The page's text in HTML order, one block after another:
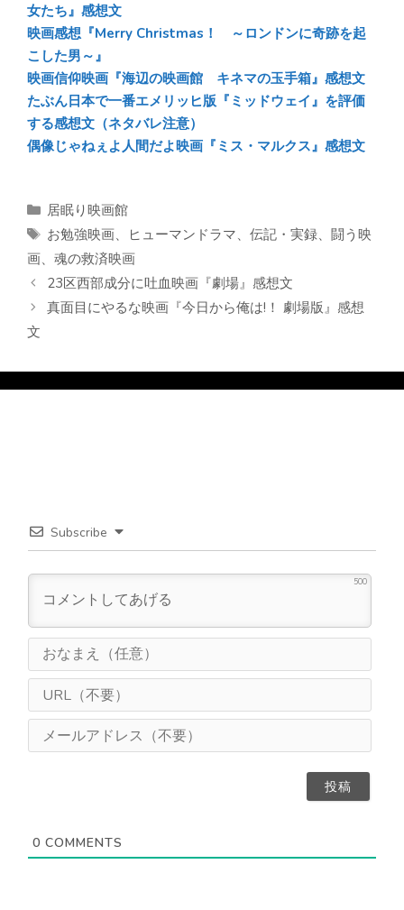
女たち』感想文
映画感想『Merry Christmas！ ～ロンドンに奇跡を起
こした男～』
映画信仰映画『海辺の映画館 キネマの玉手箱』感想文
たぶん日本で一番エメリッヒ版『ミッドウェイ』を評価
する感想文（ネタバレ注意）
偶像じゃねぇよ人間だよ映画『ミス・マルクス』感想文
カ
テ
ゴ
リ
ー
居眠り映画館
タ
グ
お勉強映画、 ヒューマンドラマ、 伝記・実録、 闘う映
画、 魂の救済映画
23区西部成分に吐血映画『劇場』感想文
真面目にやるな映画『今日から俺は!！ 劇場版』感想
文
Subscribe
500
ま
（
意
L
（
0 COMMENTS